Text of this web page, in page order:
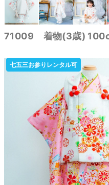
71009 着物(3歳)
七五三お参りレンタル可